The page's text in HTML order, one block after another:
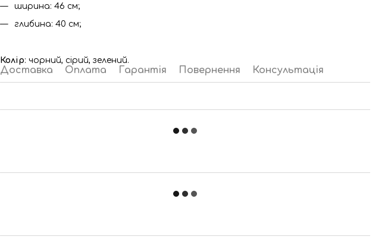
ширина: 46 см;
глибина: 40 см;
Колір: чорний, сірий, зелений.
Доставка Оплата Гарантія Повернення Консультація